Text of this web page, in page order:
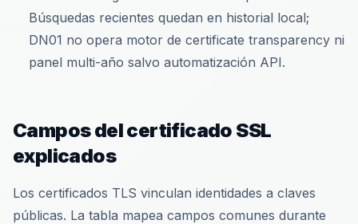
Búsquedas recientes quedan en historial local;
DN01 no opera motor de certificate transparency ni
panel multi-año salvo automatización API.
Campos del certificado SSL
explicados
Los certificados TLS vinculan identidades a claves
públicas. La tabla mapea campos comunes durante